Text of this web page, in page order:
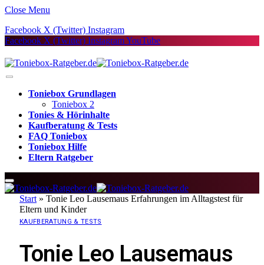
Close Menu
Facebook X (Twitter) Instagram
Facebook X (Twitter) InstagramYouTube
Toniebox Grundlagen
Toniebox 2
Tonies & Hörinhalte
Kaufberatung & Tests
FAQ Toniebox
Toniebox Hilfe
Eltern Ratgeber
Start » Tonie Leo Lausemaus Erfahrungen im Alltagstest für
Eltern und Kinder
KAUFBERATUNG & TESTS
Tonie Leo Lausemaus